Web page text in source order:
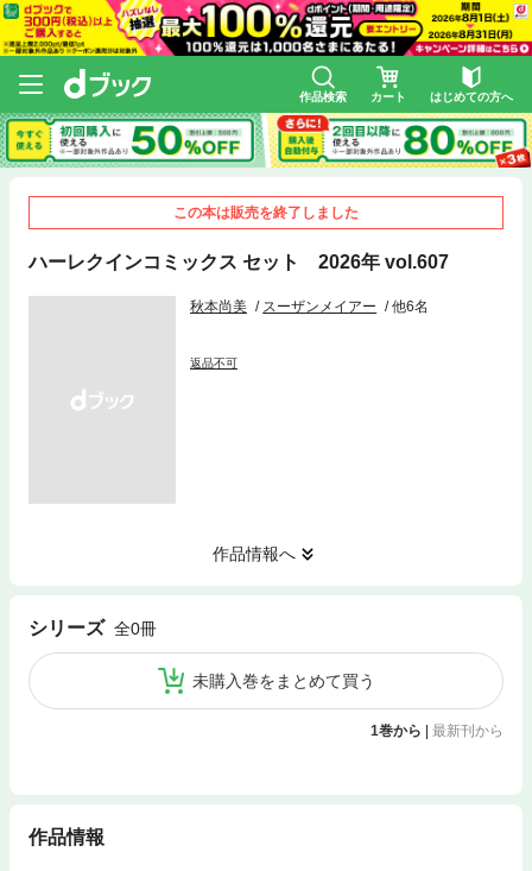
作品検索 カート はじめての方へ
この本は販売を終了しました
ハーレクインコミックス セット 2026年 vol.607
秋本尚美 スーザンメイアー 他6名
返品不可
作品情報へ
シリーズ 全0冊
未購入巻をまとめて買う
1巻から 最新刊から
作品情報